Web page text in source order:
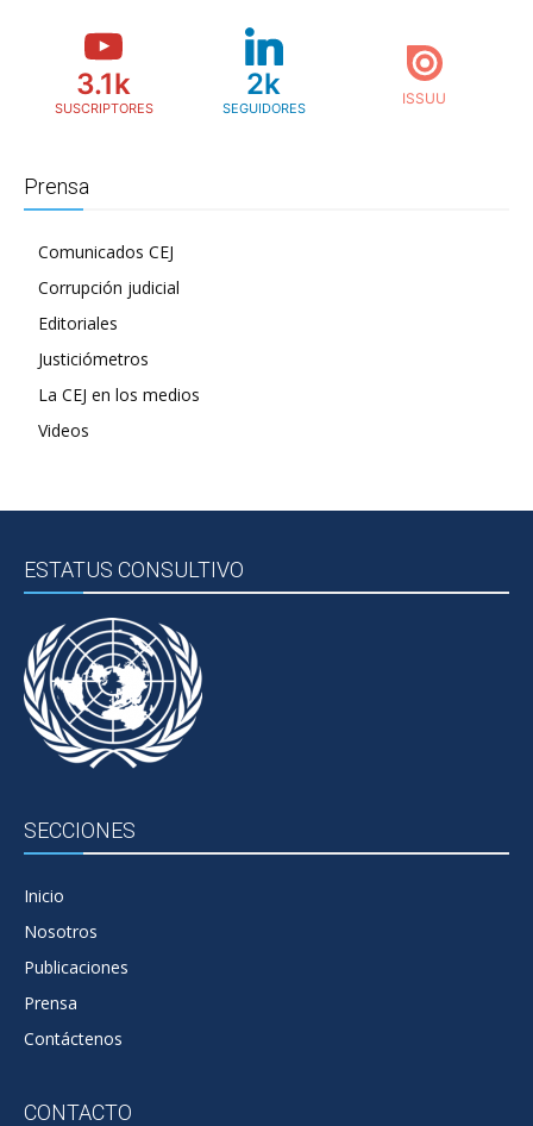
3.1k
SUSCRIPTORES
2k
SEGUIDORES
Prensa
Comunicados CEJ
Corrupción judicial
Editoriales
Justiciómetros
La CEJ en los medios
Videos
ESTATUS CONSULTIVO
SECCIONES
Inicio
Nosotros
Publicaciones
Prensa
Contáctenos
CONTACTO